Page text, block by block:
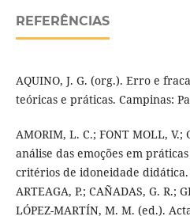
REFERÊNCIAS
AQUINO, J. G. (org.). Erro e
teóricas e práticas. Campinas:
AMORIM, L. C.; FONT MOLL, V.;
análise das emoções em
critérios de idoneidade didática.
ARTEAGA, P.; CAÑADAS, G. R.;
LÓPEZ-MARTÍN, M. M. (ed.).